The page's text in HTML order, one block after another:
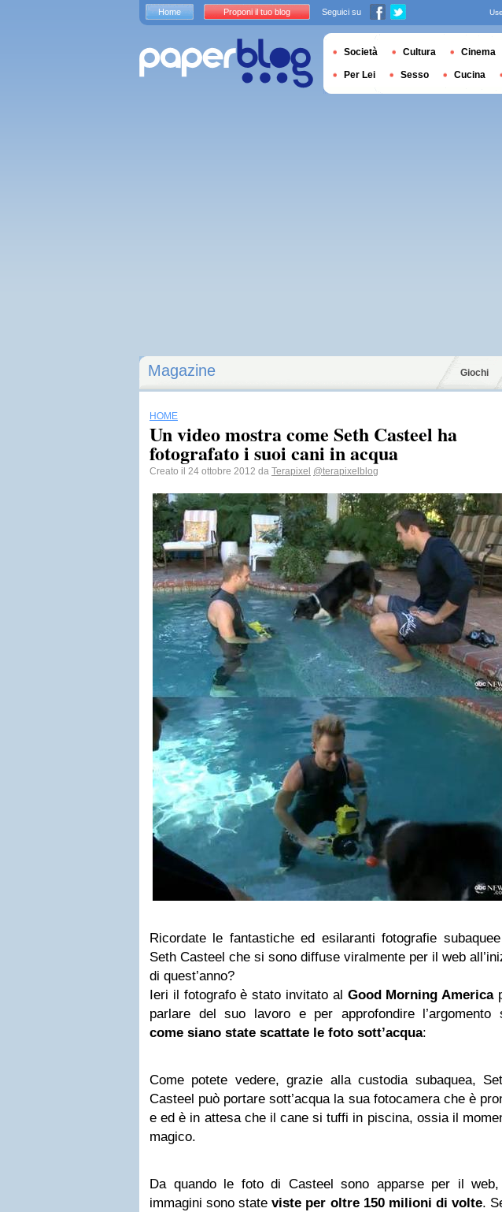
Magazine Giochi
HOME
Un video mostra come Seth Casteel ha
fotografato i suoi cani in acqua
Creato il 24 ottobre 2012 da Terapixel @terapixelblog
Ricordate le fantastiche ed esilaranti fotografie
Seth Casteel che si sono diffuse viralmente per il web
di quest’anno?
Ieri il fotografo è stato invitato al Good Morning America
parlare del suo lavoro e per approfondire l’argomento
come siano state scattate le foto sott’acqua:
Come potete vedere, grazie alla custodia subaquea,
Casteel può portare sott’acqua la sua fotocamera che è
e ed è in attesa che il cane si tuffi in piscina, ossia il
magico.
Da quando le foto di Casteel sono apparse per il
immagini sono stateviste per oltre 150 milioni di volte.
Home Proponi il tuo blog Seguici su
Società Cultura Cinema
Per Lei Sesso Cucina